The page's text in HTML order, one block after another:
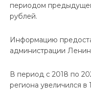
периодом
рублей.
Информацию
администрации
В период с 2018 по
региона увеличился в